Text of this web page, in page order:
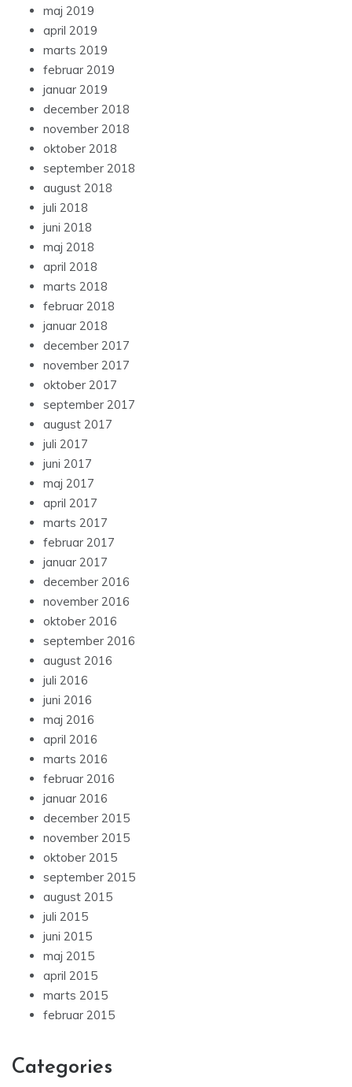
maj 2019
april 2019
marts 2019
februar 2019
januar 2019
december 2018
november 2018
oktober 2018
september 2018
august 2018
juli 2018
juni 2018
maj 2018
april 2018
marts 2018
februar 2018
januar 2018
december 2017
november 2017
oktober 2017
september 2017
august 2017
juli 2017
juni 2017
maj 2017
april 2017
marts 2017
februar 2017
januar 2017
december 2016
november 2016
oktober 2016
september 2016
august 2016
juli 2016
juni 2016
maj 2016
april 2016
marts 2016
februar 2016
januar 2016
december 2015
november 2015
oktober 2015
september 2015
august 2015
juli 2015
juni 2015
maj 2015
april 2015
marts 2015
februar 2015
Categories